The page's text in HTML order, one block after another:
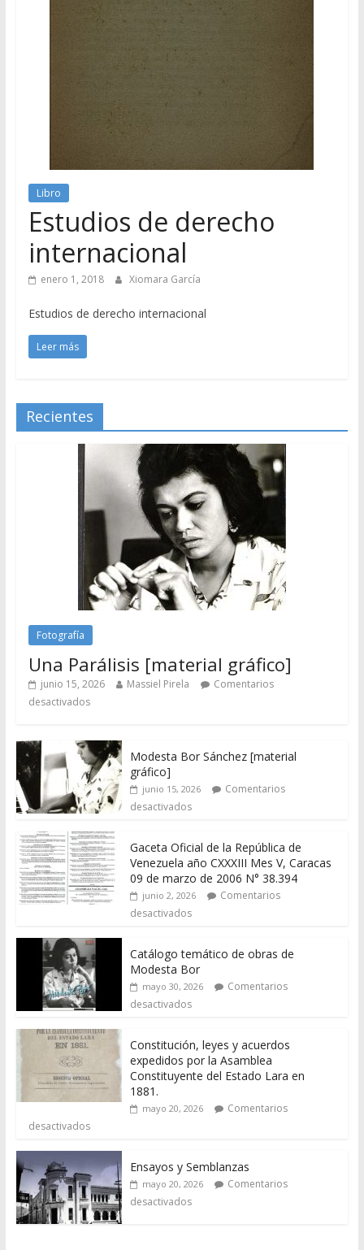
Libro
Estudios de derecho
internacional
enero 1, 2018 Xiomara García
Estudios de derecho internacional
Leer más
Recientes
Fotografía
Una Parálisis [material gráfico]
junio 15, 2026 Massiel Pirela
Comentarios
desactivados
Modesta Bor Sánchez [material
gráfico]
junio 15, 2026
Comentarios
desactivados
Gaceta Oficial de la República de
Venezuela año CXXXIII Mes V, Caracas
09 de marzo de 2006 N° 38.394
junio 2, 2026
Comentarios
desactivados
Catálogo temático de obras de
Modesta Bor
mayo 30, 2026
Comentarios
desactivados
Constitución, leyes y acuerdos
expedidos por la Asamblea
Constituyente del Estado Lara en
1881.
mayo 20, 2026
Comentarios
desactivados
Ensayos y Semblanzas
mayo 20, 2026
Comentarios
desactivados